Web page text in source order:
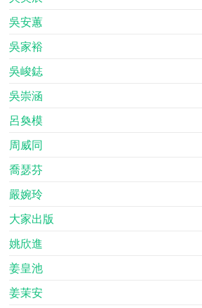
吳安蕙
吳家裕
吳峻鋕
吳崇涵
呂奐模
周威同
喬瑟芬
嚴婉玲
大家出版
姚欣進
姜皇池
姜茉安